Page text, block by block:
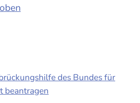
des Bundes für
beantragen